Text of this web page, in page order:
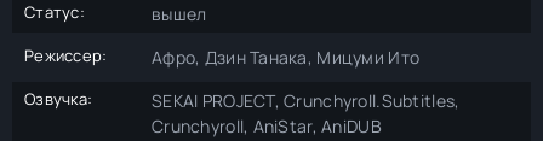
Статус:
вышел
Режиссер: Афро, Дзин Танака, Мицуми Ито
Озвучка:
SEKAI PROJECT, Crunchyroll.Subtitles,
Crunchyroll, AniStar, AniDUB